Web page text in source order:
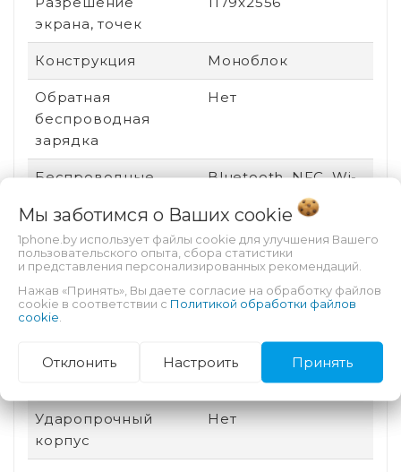
экрана, точек
Конструкция Моноблок
Обратная
беспроводная
зарядка
Нет
Беспроводные
Bluetooth, NFC, Wi-
Цвет корпуса Желтый
Версия ОС iOS 17
Платформа iOS
Ударопрочный
корпус
Нет
Мы заботимся о Ваших cookie
1phone.by использует файлы cookie для улучшения Вашего
пользовательского опыта, сбора статистики
и представления персонализированных рекомендаций.
Нажав «Принять», Вы даете согласие на обработку файлов
cookie в соответствии с Политикой обработки файлов
cookie
Отклонить Настроить Принять